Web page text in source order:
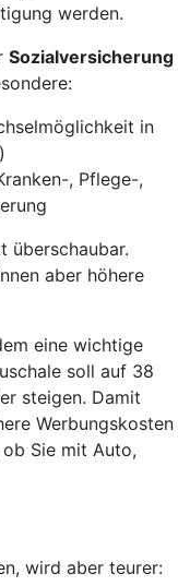
werden.
Sozialversicherung
in
, Pflege-,
überschaubar.
aber höhere
eine wichtige
soll auf 38
steigen. Damit
Werbungskosten
Sie mit Auto,
wird aber teurer: